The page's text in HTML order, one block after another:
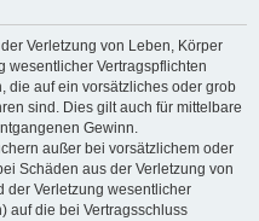
Verletzung von Leben, Körper
wesentlicher Vertragspflichten
die auf ein vorsätzliches oder grob
sind. Dies gilt auch für mittelbare
Gewinn.
außer bei vorsätzlichem oder
Schäden aus der Verletzung von
der Verletzung wesentlicher
auf die bei Vertragsschluss